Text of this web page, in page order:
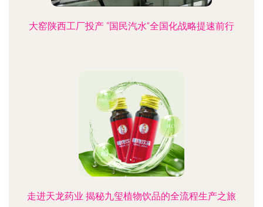
大窑陕西工厂投产 “国民汽水”全国化战略提速前行
走进天龙药业 揭秘九玺植物饮品的全流程生产之旅